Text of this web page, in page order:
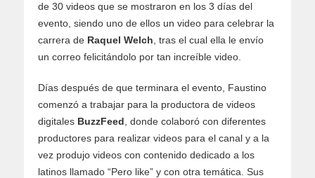
de 30 videos que se mostraron en los 3 días del
evento, siendo uno de ellos un video para celebrar la
carrera de Raquel Welch , tras el cual ella le envío
un correo felicitándolo por tan increíble video.
Días después de que terminara el evento, Faustino
comenzó a trabajar para la productora de videos
digitales BuzzFeed , donde colaboró con diferentes
productores para realizar videos para el canal y a la
vez produjo videos con contenido dedicado a los
latinos llamado “Pero like” y con otra temática. Sus